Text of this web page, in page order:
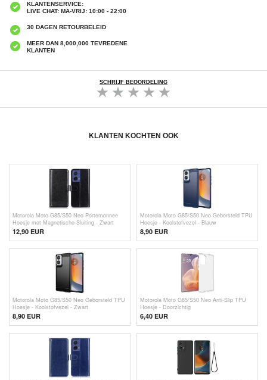
KLANTENSERVICE:
LIVE CHAT: MA-VRIJ: 10:00 - 22:00
30 DAGEN RETOURBELEID
MEER DAN 8,000,000 TEVREDENE
KLANTEN
SCHRIJF BEOORDELING
KLANTEN KOCHTEN OOK
Motorola Moto G85/S50 Neo Portemonnee
Hoesje met Magnetische Sluiting - Zwart
12,90 EUR
Motorola Moto G85/S50 Neo Geborsteld TPU
Hoesje - Koolstofvezel - Blauw
8,90 EUR
Motorola Moto G85/S50 Neo Geborsteld TPU
Hoesje - Koolstofvezel - Zwart
8,90 EUR
Motorola Moto G85/S50 Neo Anti-Slip TPU
Hoesje - Doorzichtig
6,40 EUR